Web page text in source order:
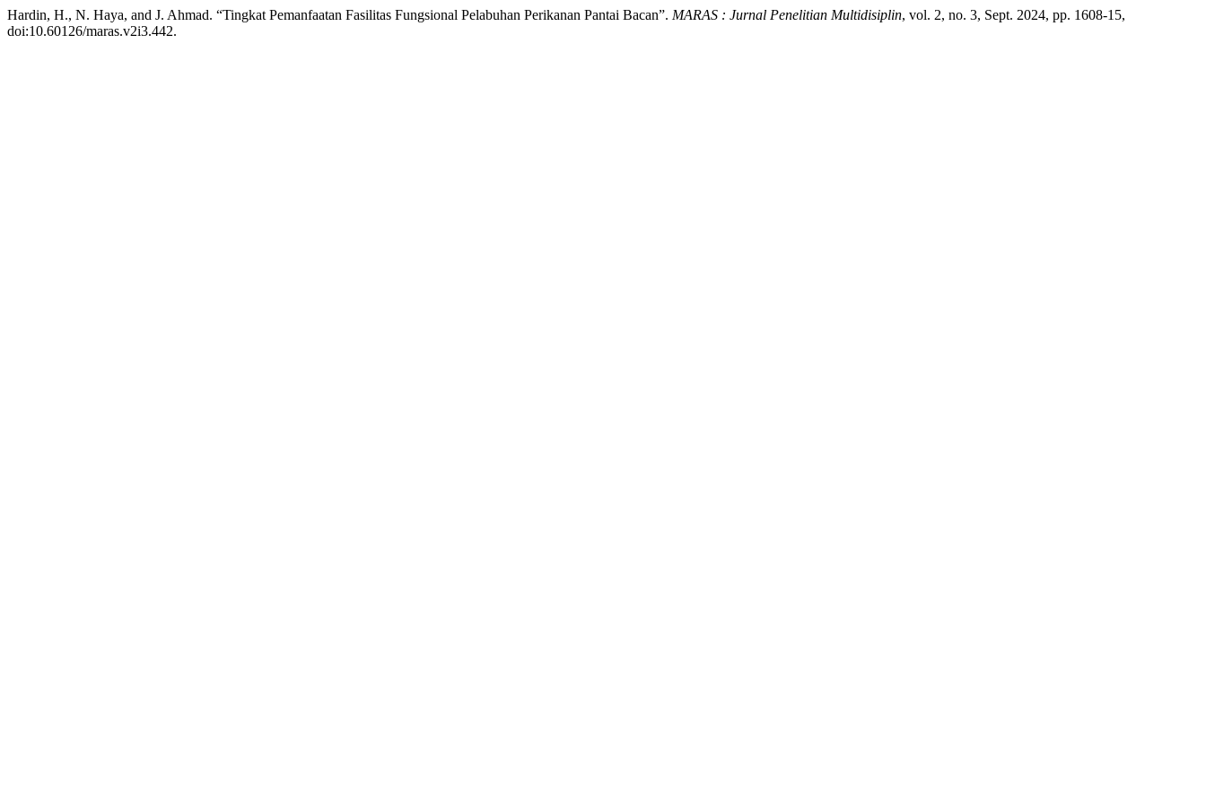
Hardin, H., N. Haya, and J. Ahmad. “Tingkat Pemanfaatan Fasilitas Fungsional Pelabuhan Perikanan Pantai Bacan”. MARAS : Jurnal Penelitian Multidisiplin, vol. 2, no. 3, Sept. 2024, pp. 1608-15,
doi:10.60126/maras.v2i3.442.